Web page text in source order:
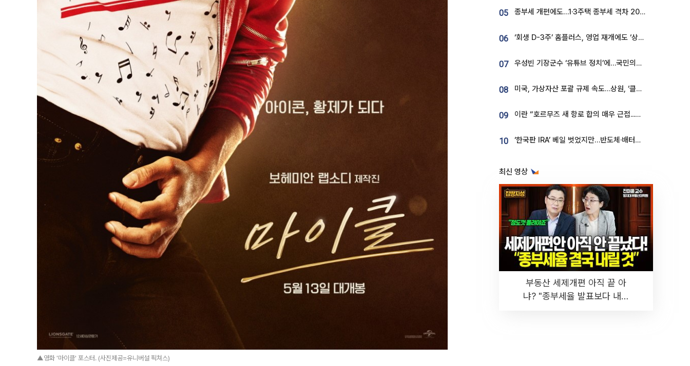
▲영화 '마이클' 포스터. (사진제공=유니버설 픽쳐스)
05 종부세 개편에도…1·3주택 종부세 격차 2028년부터 확대
06 ‘회생 D-3주’ 홈플러스, 영업 재개에도 ‘상품 공급망’ 복구가 생존 관건
07 우성빈 기장군수 ‘유튜브 정치’에…국민의힘 군의원들 집단 반발
08 미국, 가상자산 포괄 규제 속도…상원, ‘클래리티법’ 9월 절차투표 추진
09 이란 “호르무즈 새 항로 합의 매우 근접...미국 배상 먼저”
10 ‘한국판 IRA’ 베일 벗었지만…반도체·배터리 업계 “시행령이 관건”
최신 영상
부동산 세제개편 아직 끝 아
냐? "종부세율 발표보다 내릴